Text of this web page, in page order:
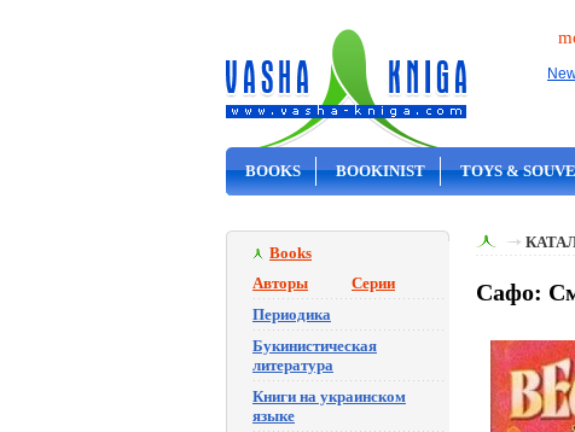
BOOKS BOOKINIST TOYS &
Books
Авторы
Серии
Периодика
Букинистическая
литература
Книги на украинском
языке
Сафо: